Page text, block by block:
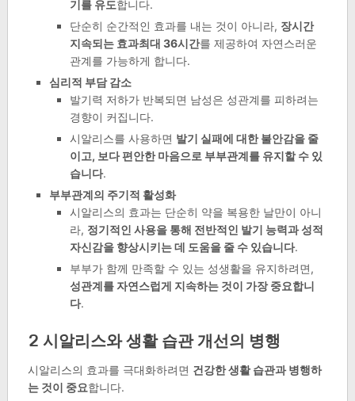
기를 유도합니다.
단순히 순간적인 효과를 내는 것이 아니라, 장시간
지속되는 효과최대 36시간를 제공하여 자연스러운
관계를 가능하게 합니다.
심리적 부담 감소
발기력 저하가 반복되면 남성은 성관계를 피하려는
경향이 커집니다.
시알리스를 사용하면 발기 실패에 대한 불안감을 줄
이고, 보다 편안한 마음으로 부부관계를 유지할 수 있
습니다.
부부관계의 주기적 활성화
시알리스의 효과는 단순히 약을 복용한 날만이 아니
라, 정기적인 사용을 통해 전반적인 발기 능력과 성적
자신감을 향상시키는 데 도움을 줄 수 있습니다.
부부가 함께 만족할 수 있는 성생활을 유지하려면,
성관계를 자연스럽게 지속하는 것이 가장 중요합니
다.
2 시알리스와 생활 습관 개선의 병행
시알리스의 효과를 극대화하려면 건강한 생활 습관과 병행하
는 것이 중요합니다.